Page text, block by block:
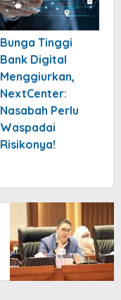
Bunga Tinggi
Bank Digital
Menggiurkan,
NextCenter:
Nasabah Perlu
Waspadai
Risikonya!